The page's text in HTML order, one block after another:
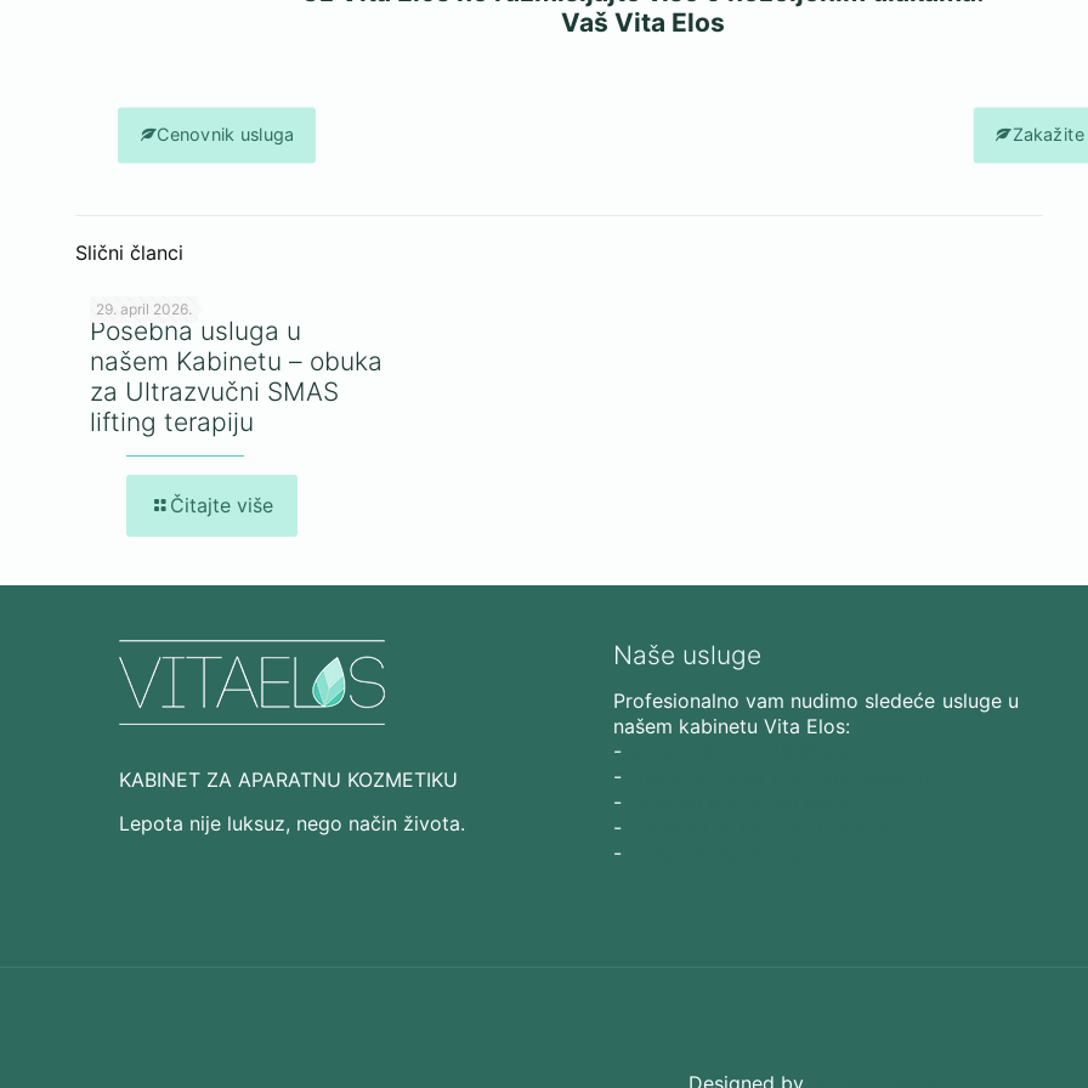
Vaš Vita Elos
Cenovnik usluga
Slični članci
29. april 2026.
Posebna usluga u
našem Kabinetu – obuka
za Ultrazvučni SMAS
lifting terapiju
Čitajte više
KABINET ZA APARATNU KOZMETIKU
Lepota nije luksuz, nego način života.
Naše usluge
Profesionalno vam nudimo sledeće usluge u
našem kabinetu Vita Elos:
-
-
-
-
-